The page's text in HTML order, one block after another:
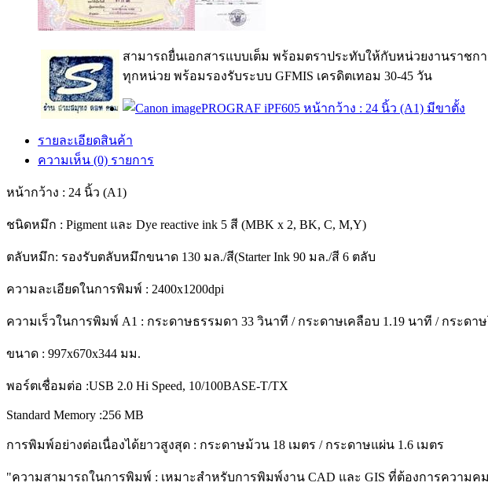
สามารถยื่นเอกสารแบบเต็ม พร้อมตราประทับให้กับหน่วยงานราช
ทุกหน่วย พร้อมรองรับระบบ GFMIS เครดิตเทอม 30-45 วัน
รายละเอียดสินค้า
ความเห็น (0) รายการ
หน้ากว้าง : 24 นิ้ว (A1)
ชนิดหมึก : Pigment และ Dye reactive ink 5 สี (MBK x 2, BK, C, M,Y)
ตลับหมึก: รองรับตลับหมึกขนาด 130 มล./สี(Starter Ink 90 มล./สี 6 ตลับ
ความละเอียดในการพิมพ์ : 2400x1200dpi
ความเร็วในการพิมพ์ A1 : กระดาษธรรมดา 33 วินาที / กระดาษเคลือบ 1.19 นาที / กระดา
ขนาด : 997x670x344 มม.
พอร์ตเชื่อมต่อ :USB 2.0 Hi Speed, 10/100BASE-T/TX
Standard Memory :256 MB
การพิมพ์อย่างต่อเนื่องได้ยาวสูงสุด : กระดาษม้วน 18 เมตร / กระดาษแผ่น 1.6 เมตร
"ความสามารถในการพิมพ์ : เหมาะสำหรับการพิมพ์งาน CAD และ GIS ที่ต้องการความค